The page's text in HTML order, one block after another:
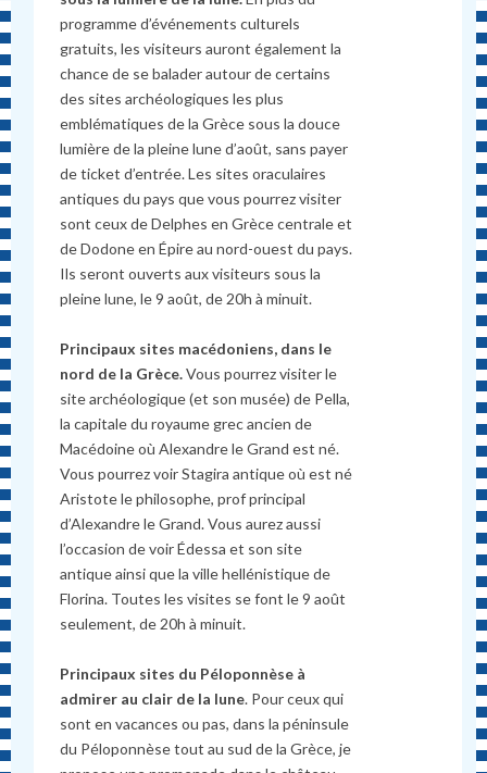
programme d’événements culturels
gratuits, les visiteurs auront également la
chance de se balader autour de certains
des sites archéologiques les plus
emblématiques de la Grèce sous la douce
lumière de la pleine lune d’août, sans payer
de ticket d’entrée. Les sites oraculaires
antiques du pays que vous pourrez visiter
sont ceux de Delphes en Grèce centrale et
de Dodone en Épire au nord-ouest du pays.
Ils seront ouverts aux visiteurs sous la
pleine lune, le 9 août, de 20h à minuit.
Principaux sites macédoniens, dans le
nord de la Grèce.Vous pourrez visiter le
site archéologique (et son musée) de Pella,
la capitale du royaume grec ancien de
Macédoine où Alexandre le Grand est né.
Vous pourrez voir Stagira antique où est né
Aristote le philosophe, prof principal
d’Alexandre le Grand. Vous aurez aussi
l’occasion de voir Édessa et son site
antique ainsi que la ville hellénistique de
Florina. Toutes les visites se font le 9 août
seulement, de 20h à minuit.
Principaux sites du Péloponnèse à
admirer au clair de la lune. Pour ceux qui
sont en vacances ou pas, dans la péninsule
du Péloponnèse tout au sud de la Grèce, je